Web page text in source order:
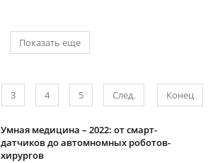
Показать еще
3 4 5 След. Конец
Умная медицина – 2022: от смарт-
датчиков до автомномных роботов-
хирургов